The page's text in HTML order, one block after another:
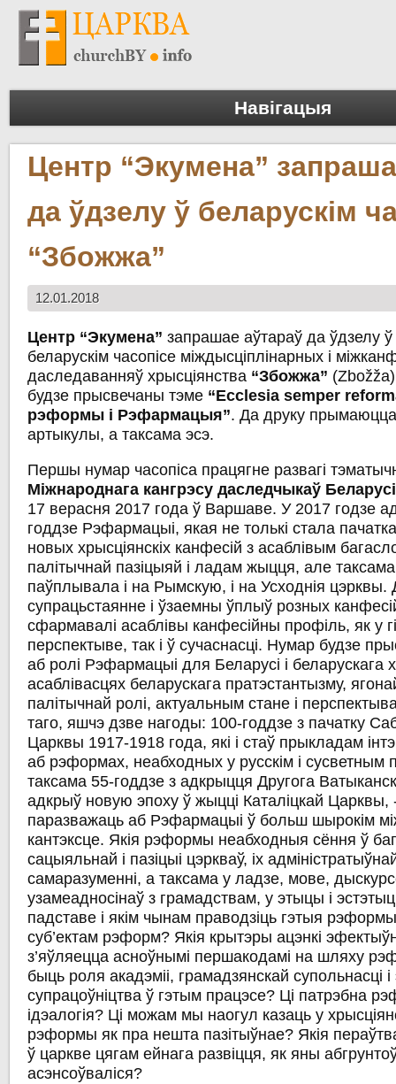
Навігацыя
Центр “Экумена”
да ўдзелу ў беларускім
“Збожжа”
12.01.2018
Центр “Экумена” запрашае аўтараў да ўдзелу ў
беларускім часопісе міждысціплінарных і
даследаванняў хрысціянства “Збожжа”
будзе прысвечаны тэме “Ecclesia semper
рэформы і Рэфармацыя”. Да друку прымаюцца
артыкулы, а таксама эсэ.
Першы нумар часопіса працягне развагі
Міжнароднага кангрэсу даследчыкаў Беларусі
17 верасня 2017 года ў Варшаве. У 2017 годзе
годдзе Рэфармацыі, якая не толькі стала
новых хрысціянскіх канфесій з асаблівым
палітычнай пазіцыяй і ладам жыцця, але таксама
паўплывала і на Рымскую, і на Усходнія цэрквы.
супрацьстаянне і ўзаемны ўплыў розных
сфармавалі асаблівы канфесійны профіль, як у
перспектыве, так і ў сучаснасці. Нумар будзе
аб ролі Рэфармацыі для Беларусі і беларускага
асаблівасцях беларускага пратэстантызму,
палітычнай ролі, актуальным стане і
таго, яшчэ дзве нагоды: 100-годдзе з пачатку
Царквы 1917-1918 года, які і стаў прыкладам
аб рэформах, неабходных у русскім і сусветным
таксама 55-годдзе з адкрыцця Другога
адкрыў новую эпоху ў жыцці Каталіцкай Царквы,
паразважаць аб Рэфармацыі ў больш шырокім
кантэксце. Якія рэформы неабходныя сёння ў
сацыяльнай і пазіцыі цэркваў, іх
самаразуменні, а таксама у ладзе, мове,
узамеадносінаў з грамадствам, у этыцы і
падставе і якім чынам праводзіць гэтыя
суб’ектам рэформ? Якія крытэры ацэнкі
з’яўляецца асноўнымі першакодамі на шляху
быць роля акадэміі, грамадзянскай супольнасці і
супрацоўніцтва ў гэтым працэсе? Ці патрэбна
ідэалогія? Ці можам мы наогул казаць у
рэформы як пра нешта пазітыўнае? Якія
ў царкве цягам ейнага развіцця, як яны
асэнсоўваліся?